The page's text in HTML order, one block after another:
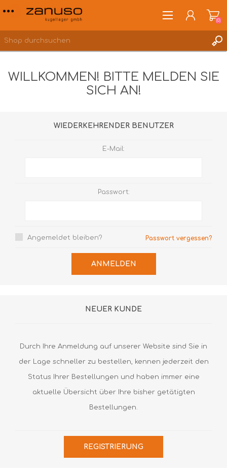
(0)
WILLKOMMEN! BITTE MELDEN SIE
SICH AN!
WIEDERKEHRENDER BENUTZER
E-Mail:
Passwort:
Angemeldet bleiben? Passwort vergessen?
ANMELDEN
NEUER KUNDE
Durch Ihre Anmeldung auf unserer Website sind Sie in
der Lage schneller zu bestellen, kennen jederzeit den
Status Ihrer Bestellungen und haben immer eine
aktuelle Übersicht über Ihre bisher getätigten
Bestellungen.
REGISTRIERUNG